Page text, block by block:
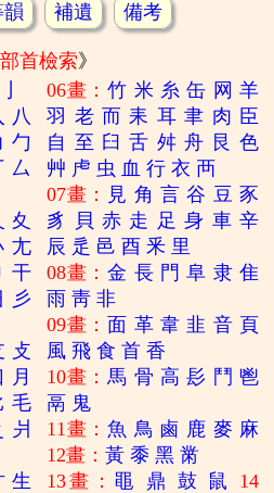
韻 補遺 備考
部首檢索》
八
勹
厶
夊
尢
干
彡
攴
月
毛
爿
生
06畫：竹 米 糸 缶 网 羊
羽 老 而 耒 耳 聿 肉 臣
自 至 臼 舌 舛 舟 艮 色
艸 虍 虫 血 行 衣 襾
07畫： 見 角 言 谷 豆 豕
豸
貝 赤 走 足 身 車 辛
辰 辵 邑 酉 釆 里
08畫：金 長 門 阜 隶 隹
雨 靑 非
09畫： 面 革 韋 韭 音 頁
風 飛 食 首 香
10畫：馬 骨 高 髟 鬥 鬯
鬲 鬼
11畫：魚 鳥 鹵 鹿 麥 麻
12畫：黃 黍 黑 黹
13畫： 黽 鼎 鼓 鼠
14